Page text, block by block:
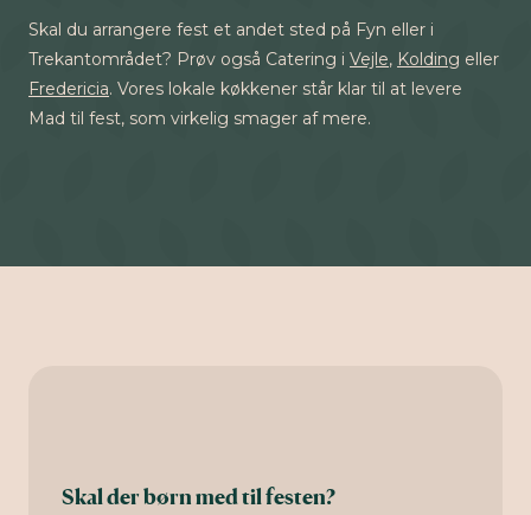
Skal du arrangere fest et andet sted på Fyn eller i
Trekantområdet? Prøv også Catering i Vejle, Kolding eller
Fredericia. Vores lokale køkkener står klar til at levere
Mad til fest, som virkelig smager af mere.
Skal der børn med til festen?